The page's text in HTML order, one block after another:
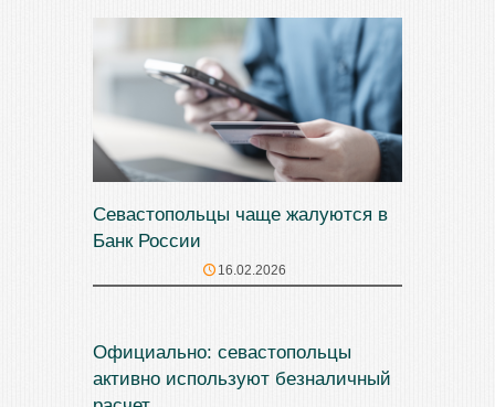
Севастопольцы чаще жалуются в
Банк России
16.02.2026
Официально: севастопольцы
активно используют безналичный